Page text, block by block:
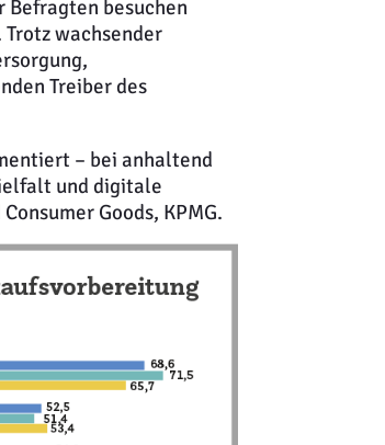
besuchen
wachsender
Treiber des
– bei anhaltend
und digitale
Goods, KPMG.